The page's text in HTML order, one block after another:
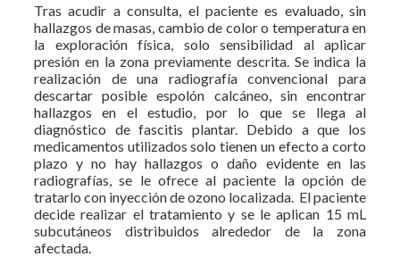
Tras acudir a consulta, el paciente es evaluado, sin
hallazgos de masas, cambio de color o temperatura en
la exploración física, solo sensibilidad al aplicar
presión en la zona previamente descrita. Se indica la
realización de una radiografía convencional para
descartar posible espolón calcáneo, sin encontrar
hallazgos en el estudio, por lo que se llega al
diagnóstico de fascitis plantar. Debido a que los
medicamentos utilizados solo tienen un efecto a corto
plazo y no hay hallazgos o daño evidente en las
radiografías, se le ofrece al paciente la opción de
tratarlo con inyección de ozono localizada. El paciente
decide realizar el tratamiento y se le aplican 15 mL
subcutáneos distribuidos alrededor de la zona
afectada.